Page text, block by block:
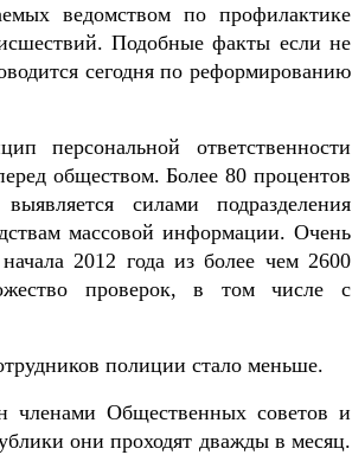
ведомством по профилактике
Подобные факты если не
сегодня по реформированию
персональной ответственности
обществом. Более 80 процентов
силами подразделения
массовой информации. Очень
2012 года из более чем 2600
проверок, в том числе с
полиции стало меньше.
членами Общественных советов и
они проходят дважды в месяц.